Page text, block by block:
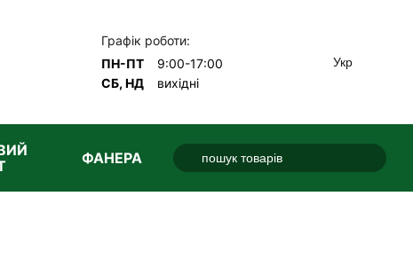
Графік роботи:
ПН-ПТ
9:00-17:00
СБ, НД
вихідні
Укр
ФАНЕРА